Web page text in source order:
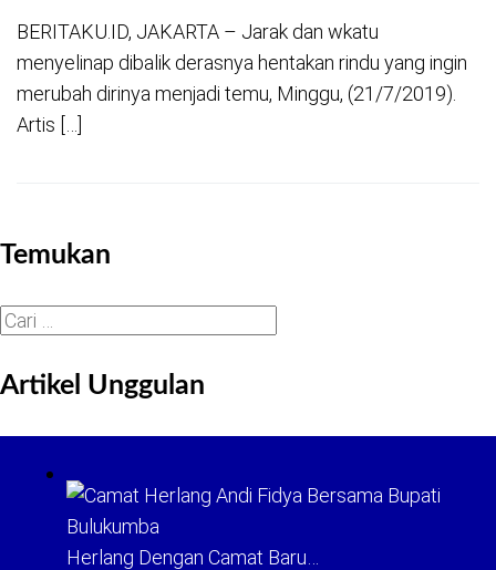
BERITAKU.ID, JAKARTA – Jarak dan wkatu
menyelinap dibalik derasnya hentakan rindu yang ingin
merubah dirinya menjadi temu, Minggu, (21/7/2019).
Artis […]
Temukan
Cari
Artikel Unggulan
Herlang Dengan Camat Baru…